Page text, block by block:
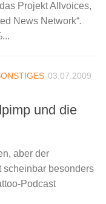
Projekt Allvoices,
News Network“.
03.07.2009
und die
aber der
scheinbar besonders
Podcast